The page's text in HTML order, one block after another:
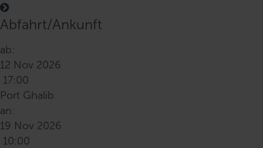
Abfahrt/Ankunft
ab:
12 Nov 2026
17:00
Port Ghalib
an:
19 Nov 2026
10:00